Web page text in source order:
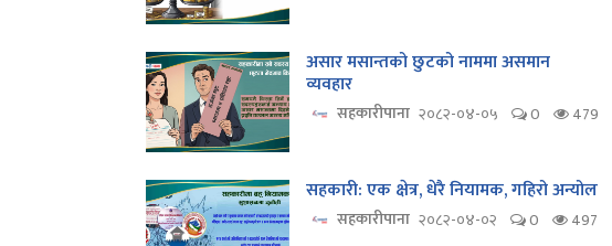
असार मसान्तको छुटको नाममा असमान
व्यवहार
सहकारीपाना २०८२-०४-०५ 0 479
सहकारी: एक क्षेत्र, धेरै नियामक, गहिरो अन्योल
सहकारीपाना २०८२-०४-०२ 0 497